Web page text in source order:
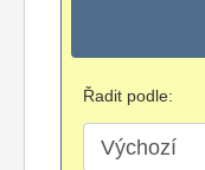
Řadit podle: